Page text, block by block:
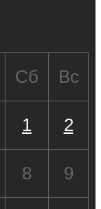
Сб Вс
1 2
8 9